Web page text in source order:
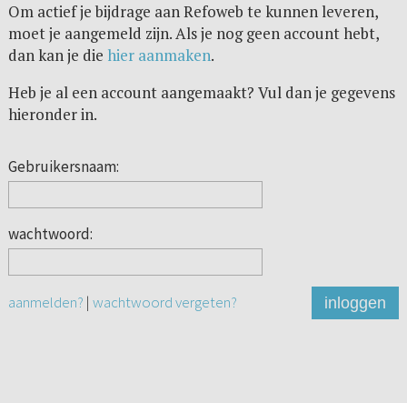
Om actief je bijdrage aan Refoweb te kunnen leveren,
moet je aangemeld zijn. Als je nog geen account hebt,
dan kan je die hier aanmaken.
Heb je al een account aangemaakt? Vul dan je gegevens
hieronder in.
Gebruikersnaam:
wachtwoord:
aanmelden? | wachtwoord vergeten? inloggen